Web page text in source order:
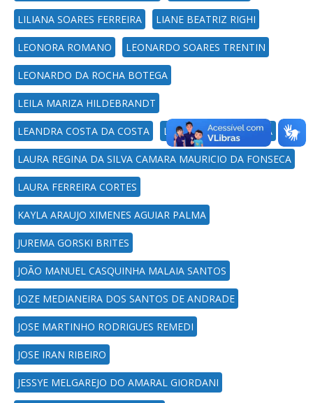
LILIANA SOARES FERREIRA LIANE BEATRIZ RIGHI
LEONORA ROMANO LEONARDO SOARES TRENTIN
LEONARDO DA ROCHA BOTEGA
LEILA MARIZA HILDEBRANDT
LEANDRA COSTA DA COSTA LEANDRA BOER POSSA
LAURA REGINA DA SILVA CAMARA MAURICIO DA FONSECA
LAURA FERREIRA CORTES
KAYLA ARAUJO XIMENES AGUIAR PALMA
JUREMA GORSKI BRITES
JOÃO MANUEL CASQUINHA MALAIA SANTOS
JOZE MEDIANEIRA DOS SANTOS DE ANDRADE
JOSE MARTINHO RODRIGUES REMEDI
JOSE IRAN RIBEIRO
JESSYE MELGAREJO DO AMARAL GIORDANI